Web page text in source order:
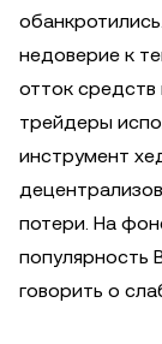
недоверие к
отток
трейдеры
инструмент
потери. На
популярность
говорить о